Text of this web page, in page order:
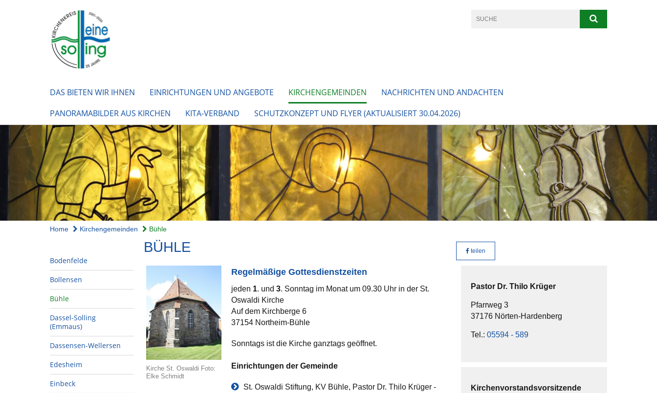
DAS BIETEN WIR IHNEN EINRICHTUNGEN UND ANGEBOTE KIRCHENGEMEINDEN
NACHRICHTEN UND ANDACHTEN
PANORAMABILDER AUS KIRCHEN
KITA-VERBAND SCHUTZKONZEPT UND FLYER (AKTUALISIERT 30.04.2026)
Home Kirchengemeinden Bühle
Bodenfelde
Bollensen
Bühle
Dassel-Solling
(Emmaus)
Dassensen-Wellersen
Edesheim
Einbeck
BÜHLE teilen
Kirche St. Oswaldi Foto:
Elke Schmidt
Regelmäßige Gottesdienstzeiten
jeden 1. und3. Sonntag im Monat um 09.30 Uhr in der St.
Oswaldi Kirche
Auf dem Kirchberge 6
37154 Northeim-Bühle
Sonntags ist die Kirche ganztags geöffnet.
Einrichtungen der Gemeinde
St. Oswaldi Stiftung, KV Bühle, Pastor Dr. Thilo Krüger -
Pastor Dr. Thilo Krüger
Pfarrweg 3
37176 Nörten-Hardenberg
Tel.: 05594 - 589
Kirchenvorstandsvorsitzende